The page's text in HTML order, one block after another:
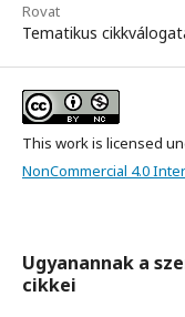
Rovat
Tematikus
This work is licensed
NonCommercial 4.0
Ugyanannak a
cikkei